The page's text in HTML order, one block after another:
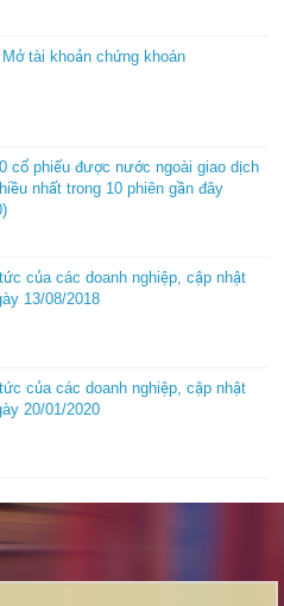
tài khoản chứng khoán
cổ phiếu được nước ngoài giao dịch
nhất trong 10 phiên gần đây
tức của các doanh nghiệp, cập nhật
13/08/2018
tức của các doanh nghiệp, cập nhật
20/01/2020